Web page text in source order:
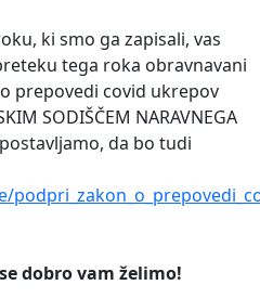
ki smo ga zapisali, vas
tega roka obravnavani
prepovedi covid ukrepov
SODIŠČEM NARAVNEGA
da bo tudi
dobro vam želimo!